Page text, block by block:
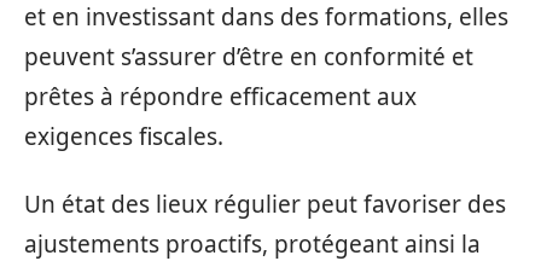
et en investissant dans des formations, elles
peuvent s’assurer d’être en conformité et
prêtes à répondre efficacement aux
exigences fiscales.
Un état des lieux régulier peut favoriser des
ajustements proactifs, protégeant ainsi la